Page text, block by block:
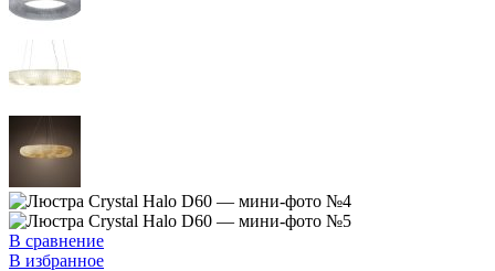
В сравнение
В избранное